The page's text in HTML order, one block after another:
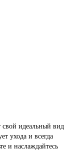
свой идеальный вид
ухода и всегда
и наслаждайтесь